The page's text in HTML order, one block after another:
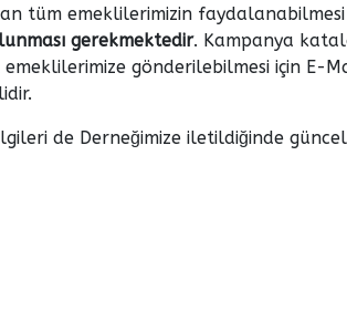
tüm emeklilerimizin faydalanabilmesi
gerekmektedir. Kampanya
gönderilebilmesi için E-
de Derneğimize iletildiğinde